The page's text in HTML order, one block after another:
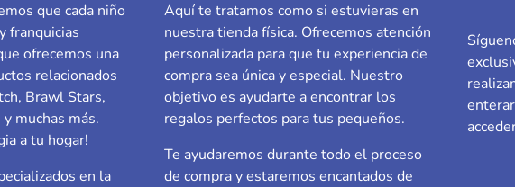
que cada niño
franquicias
ofrecemos una
relacionados
Brawl Stars,
y muchas más.
a tu hogar!
en la
Aquí te tratamos como si estuvieras en
nuestra tienda física. Ofrecemos atención
personalizada para que tu experiencia de
compra sea única y especial. Nuestro
objetivo es ayudarte a encontrar los
regalos perfectos para tus pequeños.
Te ayudaremos durante todo el proceso
de compra y estaremos encantados de